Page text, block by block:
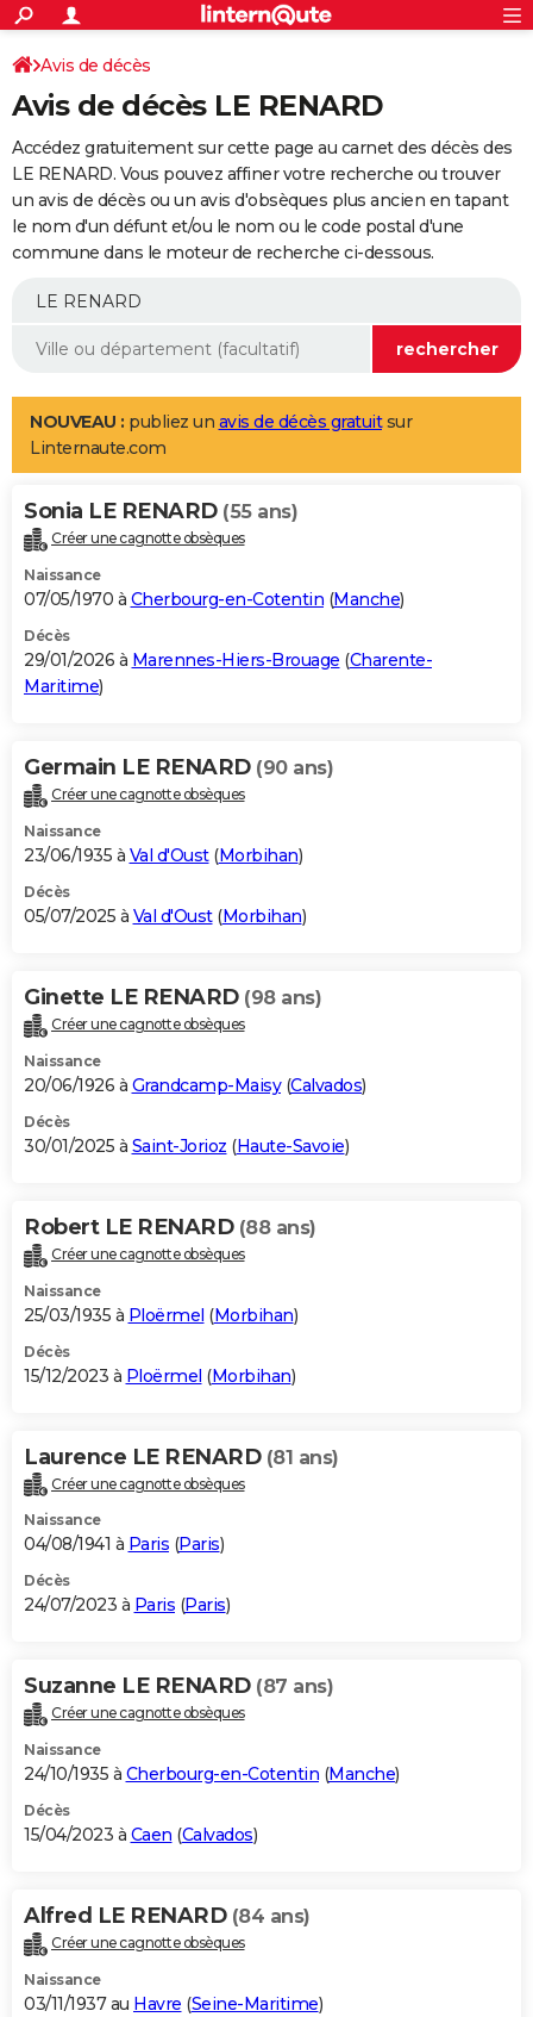
ACTUALITÉS
Politique
Société
Faits Divers
Education
Monde
Villes
+
SPORT
Coupe du monde 2026
Football
Tennis
Cyclisme
Rugby
Forum
Programme TV
TNTStreaming
Cinéma
Sorties cinéma
Musique
+FINANCE
Impôts
Immobilier
Risques naturels par ville
Banque
Assurance
Crédit
AUTO
Essais
Réserver un essai
Citadines
Berlines
SUV
Forum auto
+
Mobiles
Meilleur smartphone
Internet
Ordinateurs
Jeux vidéo
Guide high-tech
Aménagement intérieur
LIFESTYLE
Art de vivre
Bien-être
Loisirs
Mode
Modes de vie
Alimentation
Guide de la santé
Maladies
Médicaments
Sommeil
VOYAGE
Destinations
City break
Voyage nature
Voyage de noces
Forum
Climat
+PHOTO
GUIDES D'ACHAT
BONS PLANS
DICTIONNAIRE
Dictionnaire
Biographies
Citations
Expressions
Proverbes
PROGRAMME TV
COPAINS D'AVANT
S'inscrire
Se connecter
Lycées
Collèges
Primaires
Universités
Entreprises
Service militaire
Avis de recherche
AVIS DE DÉCÈS
Bricolage
Lifestyle
Culture
Sport
Auto
Television
Voyage
Cinema
Avis de décès
Avis de décès LE RENARD
Accédez gratuitement sur cette page au carnet des décès des
LE RENARD. Vous pouvez affiner votre recherche ou trouver
un avis de décès ou un avis d'obsèques plus ancien en tapant
le nom d'un défunt et/ou le nom ou le code postal d'une
commune dans le moteur de recherche ci-dessous.
NOUVEAU : publiez un avis de décès gratuitsur
Linternaute.com
Sonia LE RENARD (55 ans)
Créer une cagnotte obsèques
Naissance
07/05/1970 à Cherbourg-en-Cotentin (Manche)
Décès
29/01/2026 à Marennes-Hiers-Brouage (Charente-
Maritime)
Germain LE RENARD (90 ans)
Créer une cagnotte obsèques
Naissance
23/06/1935 à Val d'Oust(Morbihan)
Décès
05/07/2025 à Val d'Oust(Morbihan)
Ginette LE RENARD (98 ans)
Créer une cagnotte obsèques
Naissance
20/06/1926 à Grandcamp-Maisy(Calvados)
Décès
30/01/2025 à Saint-Jorioz (Haute-Savoie)
Robert LE RENARD (88 ans)
Créer une cagnotte obsèques
Naissance
25/03/1935 à Ploërmel (Morbihan)
Décès
15/12/2023 à Ploërmel (Morbihan)
Laurence LE RENARD (81 ans)
Créer une cagnotte obsèques
Naissance
04/08/1941 à Paris (Paris)
Décès
24/07/2023 à Paris (Paris)
Suzanne LE RENARD (87 ans)
Créer une cagnotte obsèques
Naissance
24/10/1935 à Cherbourg-en-Cotentin (Manche)
Décès
15/04/2023 à Caen (Calvados)
Alfred LE RENARD (84 ans)
Créer une cagnotte obsèques
Naissance
03/11/1937 au Havre (Seine-Maritime)